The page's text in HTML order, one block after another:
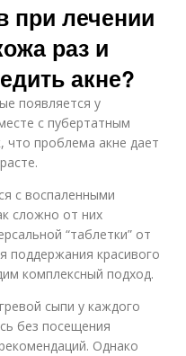
при лечении
раз и
акне?
появляется у
с пубертатным
что проблема акне дает
с воспаленными
сложно от них
“таблетки” от
поддержания красивого
комплексный подход.
сыпи у каждого
без посещения
Однако